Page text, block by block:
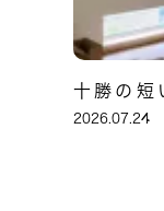
十勝の短
2026.07.24